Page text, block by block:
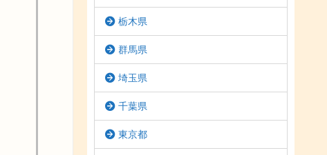
栃木県
群馬県
埼玉県
千葉県
東京都